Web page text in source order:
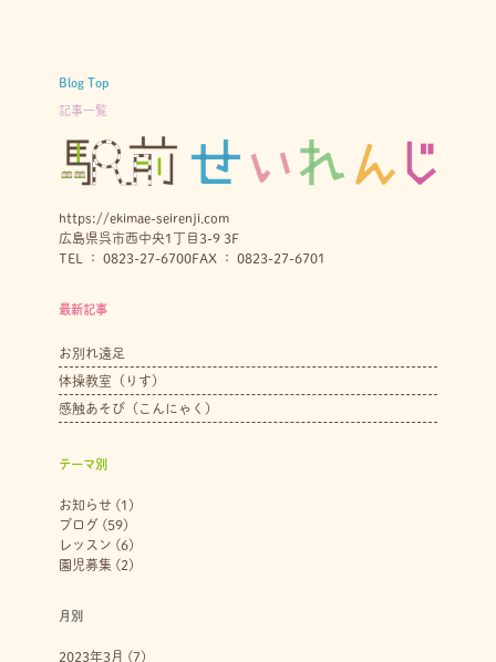
Blog Top
記事一覧
https://ekimae-seirenji.com
広島県呉市西中央1丁目3-9 3F
TEL ： 0823-27-6700FAX ： 0823-27-6701
最新記事
お別れ遠足
体操教室（りす）
感触あそび（こんにゃく）
テーマ別
お知らせ(1)
ブログ (59)
レッスン (6)
園児募集 (2)
月別
2023年3月 (7)